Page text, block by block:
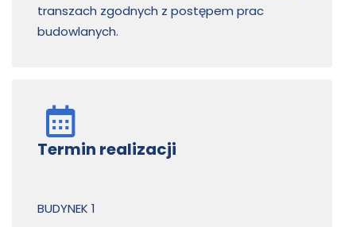
transzach zgodnych z postępem prac
budowlanych.
Termin realizacji
BUDYNEK 1